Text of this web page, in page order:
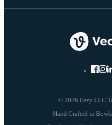
© 2026 Eezy LLC